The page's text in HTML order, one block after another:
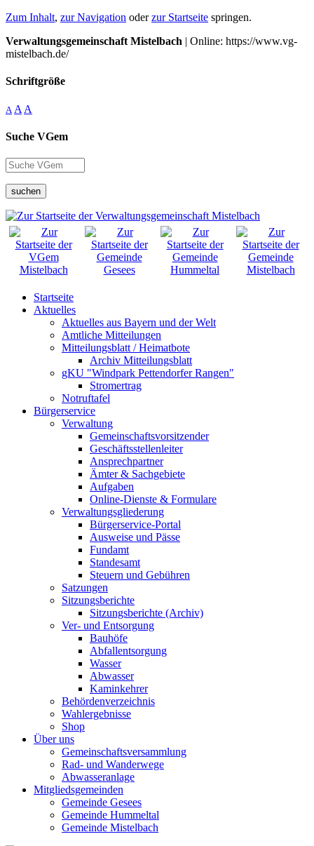
Zum Inhalt, zur Navigation oderzur Startseite springen.
Verwaltungsgemeinschaft Mistelbach | Online: https://www.vg-
mistelbach.de/
Schriftgröße
A A A
Suche VGem
suchen
Startseite
Aktuelles
Aktuelles aus Bayern und der Welt
Amtliche Mitteilungen
Mitteilungsblatt / Heimatbote
Archiv Mitteilungsblatt
gKU "Windpark Pettendorfer Rangen"
Stromertrag
Notruftafel
Bürgerservice
Verwaltung
Gemeinschaftsvorsitzender
Geschäftsstellenleiter
Ansprechpartner
Ämter & Sachgebiete
Aufgaben
Online-Dienste & Formulare
Verwaltungsgliederung
Bürgerservice-Portal
Ausweise und Pässe
Fundamt
Standesamt
Steuern und Gebühren
Satzungen
Sitzungsberichte
Sitzungsberichte (Archiv)
Ver- und Entsorgung
Bauhöfe
Abfallentsorgung
Wasser
Abwasser
Kaminkehrer
Behördenverzeichnis
Wahlergebnisse
Shop
Über uns
Gemeinschaftsversammlung
Rad- und Wanderwege
Abwasseranlage
Mitgliedsgemeinden
Gemeinde Gesees
Gemeinde Hummeltal
Gemeinde Mistelbach